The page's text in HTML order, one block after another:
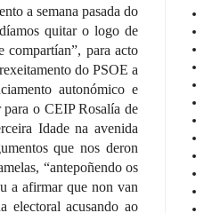
a semana pasada do
quitar o logo de
compartían”, para acto
do PSOE a
autonómico e
o CEIP Rosalía de
Idade na avenida
que nos deron
“antepoñendo os
a afirmar que non van
electoral acusando ao